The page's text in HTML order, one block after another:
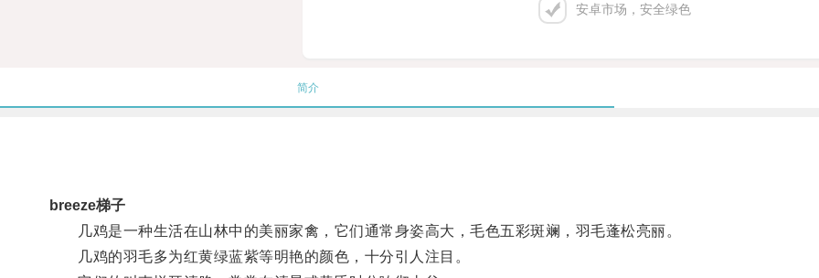
安卓市场，安全绿色
简介
breeze梯子
几鸡是一种生活在山林中的美丽家禽，它们通常身姿高大，毛色五彩斑斓，羽毛蓬松亮丽。
几鸡的羽毛多为红黄绿蓝紫等明艳的颜色，十分引人注目。